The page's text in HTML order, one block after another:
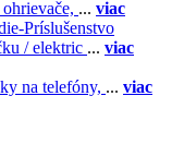
... viac
Príslušenstvo
/ elektric ... viac
na telefóny, ... viac